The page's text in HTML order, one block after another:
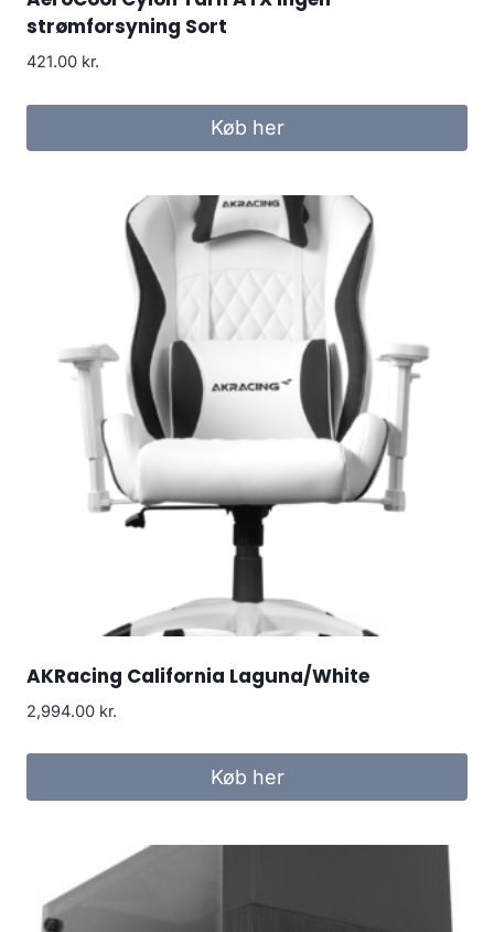
strømforsyning Sort
421.00 kr.
Køb her
AKRacing California Laguna/White
2,994.00 kr.
Køb her